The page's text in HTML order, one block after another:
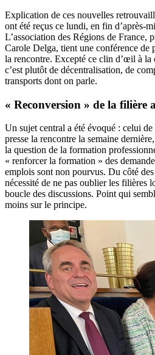
Explication de ces nouvelles
ont été reçus ce lundi, en fin d’après-
L’association des Régions de France,
Carole Delga, tient une conférence de
la rencontre. Excepté ce clin d’œil à la
c’est plutôt de décentralisation, de
transports dont on parle.
« Reconversion » de la filière
Un sujet central a été évoqué : celui
presse la rencontre la semaine
la question de la formation
« renforcer la formation » des
emplois sont non pourvus. Du côté
nécessité de ne pas oublier les filières
boucle des discussions. Point qui
moins sur le principe.